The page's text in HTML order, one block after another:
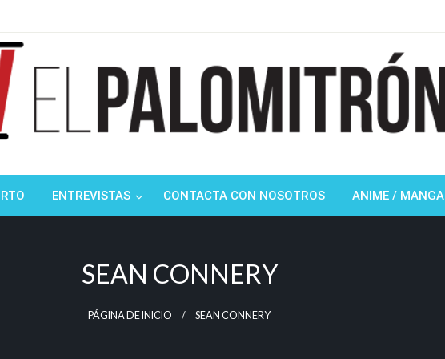
ENTREVISTAS CONTACTA CON NOSOTROS ANIME / MANGA
SEAN CONNERY
PÁGINA DE INICIO SEAN CONNERY